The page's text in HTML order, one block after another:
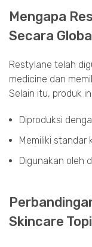
Mengapa
Secara
Restylane telah
medicine dan
Selain itu, produk
Diproduksi
Memiliki standar
Digunakan oleh
Skincare